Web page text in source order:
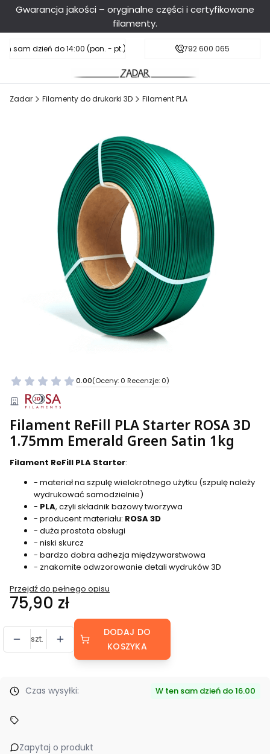
Gwarancja jakości – oryginalne części i certyfikowane
filamenty.
sam dzień do 14:00 (pon. - pt.), sobota do 11:00Darmowa dostawa od 199 zł
792 600 065
Zadar Filamenty do drukarki 3D Filament PLA
0.00(Oceny: 0 Recenzje: 0)
Filament ReFill PLA Starter ROSA 3D
1.75mm Emerald Green Satin 1kg
Filament ReFill PLA Starter:
- materiał na szpulę wielokrotnego użytku (szpulę należy
wydrukować samodzielnie)
- PLA, czyli składnik bazowy tworzywa
- producent materiału: ROSA 3D
- duża prostota obsługi
- niski skurcz
- bardzo dobra adhezja międzywarstwowa
- znakomite odwzorowanie detali wydruków 3D
Przejdź do pełnego opisu
Cena
75,90 zł
szt.
DODAJ DO
KOSZYKA
Czas wysyłki: W ten sam dzień do 16.00
Zapytaj o produkt